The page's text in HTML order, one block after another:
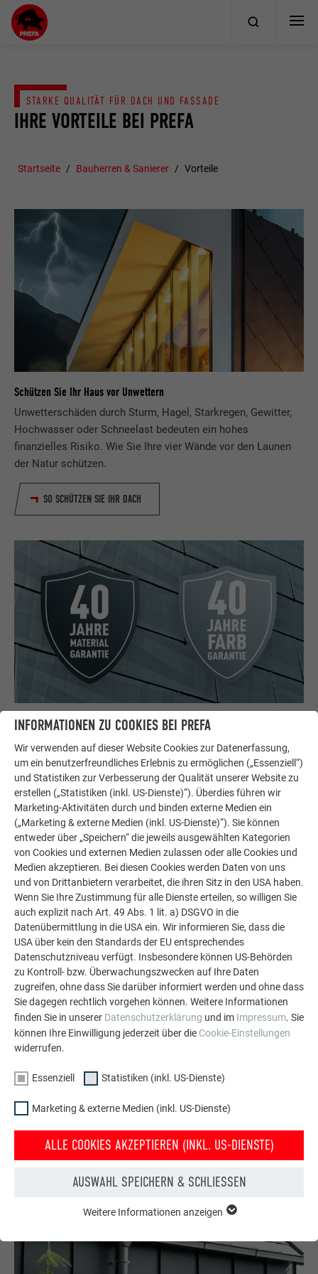
IHRE VORTEILE BEI PREFA
STARKE QUALITÄT FÜR DACH UND FASSADE
Startseite Bauherren & Sanierer Vorteile
Schützen Sie Ihr Haus vor Unwettern
Unwetterschäden durch Sturm, Hagel, Starkregen, Gewitter,
Hochwasser oder Schneelast bedeuten ein hohes
finanzielles Risiko. Wie Sie Ihre vier Wände vor den Launen
der Natur schützen.
SO SCHÜTZEN SIE IHR DACH
Ewig währt am längsten
Bis zu 40 Jahre Garantie auf Material und Farbe. Wir geben
Ihnen Sicherheit, die Sie schriftlich an Ihre Kunden
weitergeben können.
MEHR INFOS
Langlebig, vielfältig, 100 % recycelbar
Aluminium ist witterungsbeständig, leicht und flexibel zu
verarbeiten und daher der optimale Werkstoff für Bauherren
JETZT VORTEILE ENTDECKEN
INFORMATIONEN ZU COOKIES BEI PREFA
Wir verwenden auf dieser Website Cookies zur Datenerfassung,
um ein benutzerfreundliches Erlebnis zu ermöglichen („Essenziell“)
und Statistiken zur Verbesserung der Qualität unserer Website zu
erstellen („Statistiken (inkl. US-Dienste)“). Überdies führen wir
Marketing-Aktivitäten durch und binden externe Medien ein
(„Marketing & externe Medien (inkl. US-Dienste)“). Sie können
entweder über „Speichern“ die jeweils ausgewählten Kategorien
von Cookies und externen Medien zulassen oder alle Cookies und
Medien akzeptieren. Bei diesen Cookies werden Daten von uns
und von Drittanbietern verarbeitet, die ihren Sitz in den USA haben.
Wenn Sie Ihre Zustimmung für alle Dienste erteilen, so willigen Sie
auch explizit nach Art. 49 Abs. 1 lit. a) DSGVO in die
Datenübermittlung in die USA ein. Wir informieren Sie, dass die
USA über kein den Standards der EU entsprechendes
Datenschutzniveau verfügt. Insbesondere können US-Behörden
zu Kontroll- bzw. Überwachungszwecken auf Ihre Daten
zugreifen, ohne dass Sie darüber informiert werden und ohne dass
Sie dagegen rechtlich vorgehen können. Weitere Informationen
finden Sie in unserer Datenschutzerklärung und im Impressum. Sie
können Ihre Einwilligung jederzeit über die Cookie-Einstellungen
widerrufen.
Essenziell Statistiken (inkl. US-Dienste)
Marketing & externe Medien (inkl. US-Dienste)
ALLE COOKIES AKZEPTIEREN (INKL. US-DIENSTE)
AUSWAHL SPEICHERN & SCHLIESSEN
Funktionen der Website benötigt. Dadurch ist gewährleistet,
dass die Website einwandfrei funktioniert.
Weitere Informationen anzeigen